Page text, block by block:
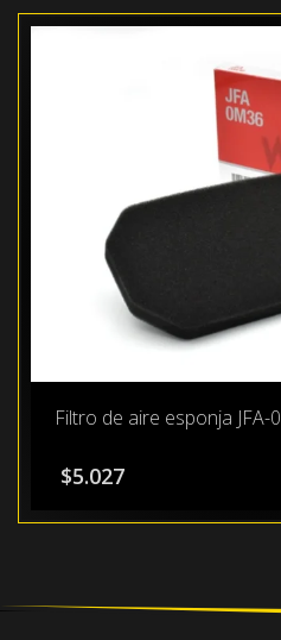
Filtro de aire esponja JFA-
$5.027